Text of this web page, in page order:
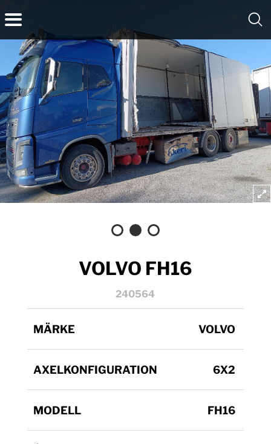
VOLVO FH16
240564
MÄRKE VOLVO
AXELKONFIGURATION 6X2
MODELL FH16